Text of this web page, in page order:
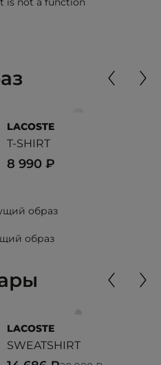
LACOSTE
T-SHIRT
8 990 ₽
образ
образ
LACOSTE
SWEATSHIRT